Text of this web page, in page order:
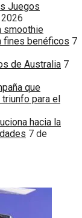
Juegos
smoothie
fines benéficos 7
de Australia 7
que
para el
hacia la
7 de